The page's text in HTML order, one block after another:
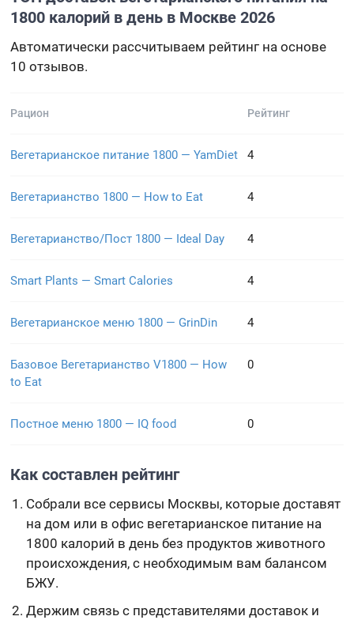
1800 калорий в день в Москве 2026
Автоматически рассчитываем рейтинг на основе
10 отзывов.
Рацион Рейтинг
Вегетарианское питание 1800 — YamDiet 4
Вегетарианство 1800 — How to Eat 4
Вегетарианство/Пост 1800 — Ideal Day 4
Smart Plants — Smart Calories 4
Вегетарианское меню 1800 — GrinDin 4
Базовое Вегетарианство V1800 — How
to Eat
0
Постное меню 1800 — IQ food 0
Как составлен рейтинг
Собрали все сервисы Москвы, которые доставят
на дом или в офис вегетарианское питание на
1800 калорий в день без продуктов животного
происхождения, с необходимым вам балансом
БЖУ.
Держим связь с представителями доставок и